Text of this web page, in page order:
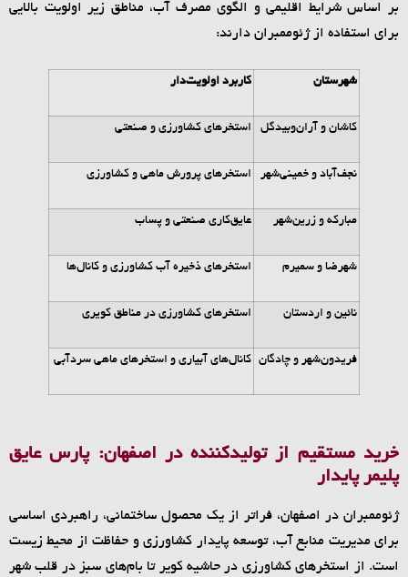
بر اساس شرایط اقلیمی و الگوی مصرف آب، مناطق زیر اولویت بالایی
برای استفاده از ژئوممبران دارند:
شهرستان کاربرد اولویت‌دار
کاشان و آران‌وبیدگل استخرهای کشاورزی و صنعتی
نجف‌آباد و خمینی‌شهر استخرهای پرورش ماهی و کشاورزی
مبارکه و زرین‌شهر عایق‌کاری صنعتی و پساب
شهرضا و سمیرم استخرهای ذخیره آب کشاورزی و کانال‌ها
نائین و اردستان استخرهای کشاورزی در مناطق کویری
فریدون‌شهر و چادگان کانال‌های آبیاری و استخرهای ماهی سردآبی
خرید مستقیم از تولیدکننده در اصفهان: پارس عایق
پلیمر پایدار
ژئوممبران در اصفهان، فراتر از یک محصول ساختمانی، راهبردی اساسی
برای مدیریت منابع آب، توسعه پایدار کشاورزی و حفاظت از محیط زیست
است. از استخرهای کشاورزی در حاشیه کویر تا بام‌های سبز در قلب شهر